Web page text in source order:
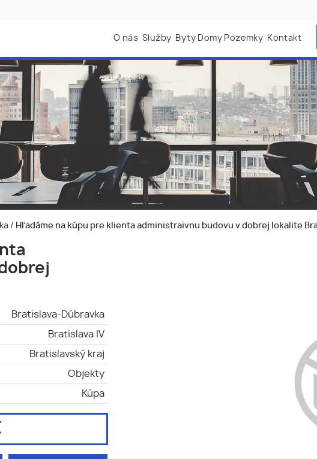
O nás Služby Byty Domy Pozemky Kontakt
/ Hľadáme na kúpu pre klienta administraivnu budovu v dobrej lokalite
Bratislava-Dúbravka
Bratislava IV
Bratislavský kraj
Objekty
Kúpa